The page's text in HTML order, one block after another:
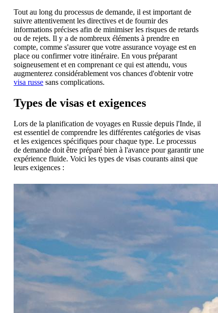
Tout au long du processus de demande, il est important de
suivre attentivement les directives et de fournir des
informations précises afin de minimiser les risques de retards
ou de rejets. Il y a de nombreux éléments à prendre en
compte, comme s'assurer que votre assurance voyage est en
place ou confirmer votre itinéraire. En vous préparant
soigneusement et en comprenant ce qui est attendu, vous
augmenterez considérablement vos chances d'obtenir votre
visa russe sans complications.
Types de visas et exigences
Lors de la planification de voyages en Russie depuis l'Inde, il
est essentiel de comprendre les différentes catégories de visas
et les exigences spécifiques pour chaque type. Le processus
de demande doit être préparé bien à l'avance pour garantir une
expérience fluide. Voici les types de visas courants ainsi que
leurs exigences :